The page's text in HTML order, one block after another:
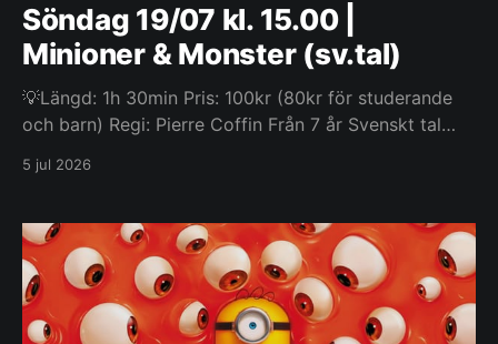
Söndag 19/07 kl. 15.00 |
Minioner & Monster (sv.tal)
💡Längd: 1h 30min Pris: 100kr (80kr för studerande
och barn) Regi: Pierre Coffin Från 7 år Svenskt tal
berättelsen om hur Minionerna erövrade Hollywood,
världen och sedan slog sig samman för att försöka
5 jul 2026